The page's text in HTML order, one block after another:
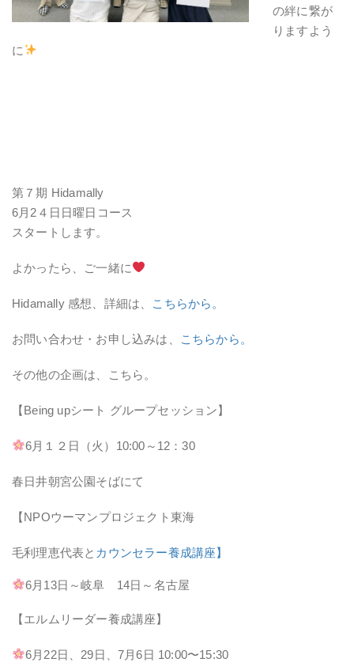
の絆に繋が
りますよう
に
第７期 Hidamally
6月2４日日曜日コース
スタートします。
よかったら、ご一緒に
Hidamally 感想、詳細は、 こちらから。
お問い合わせ・お申し込みは、 こちらから。
その他の企画は、こちら。
【Being upシート グループセッション】
6月１２日（火）10:00～12：30
春日井朝宮公園そばにて
【NPOウーマンプロジェクト東海
毛利理恵代表と カウンセラー養成講座】
6月13日～岐阜 14日～名古屋
【エルムリーダー養成講座】
6月22日、29日、7月6日 10:00〜15:30